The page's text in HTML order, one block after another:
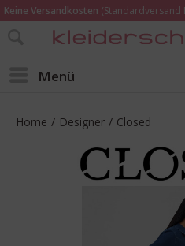
Keine Versandkosten (Standardversand
Online bestellen – im Geschäft in
Menü
Home / Designer / Closed